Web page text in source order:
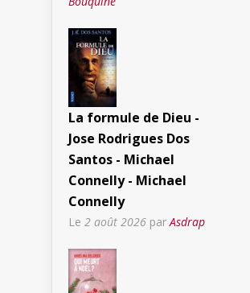
La formule de Dieu -
Jose Rodrigues Dos
Santos - Michael
Connelly - Michael
Connelly
Le 2 août 2026 parAsdrap